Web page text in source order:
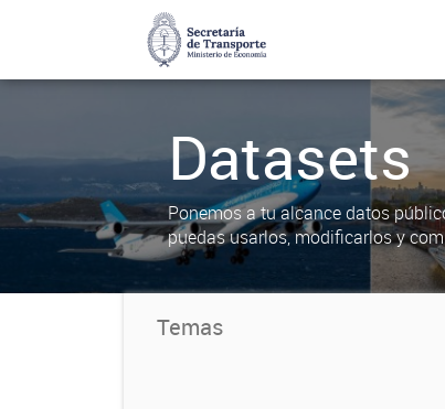
Datasets
Ponemos a tu alcance datos
puedas usarlos, modificarlos y
Temas